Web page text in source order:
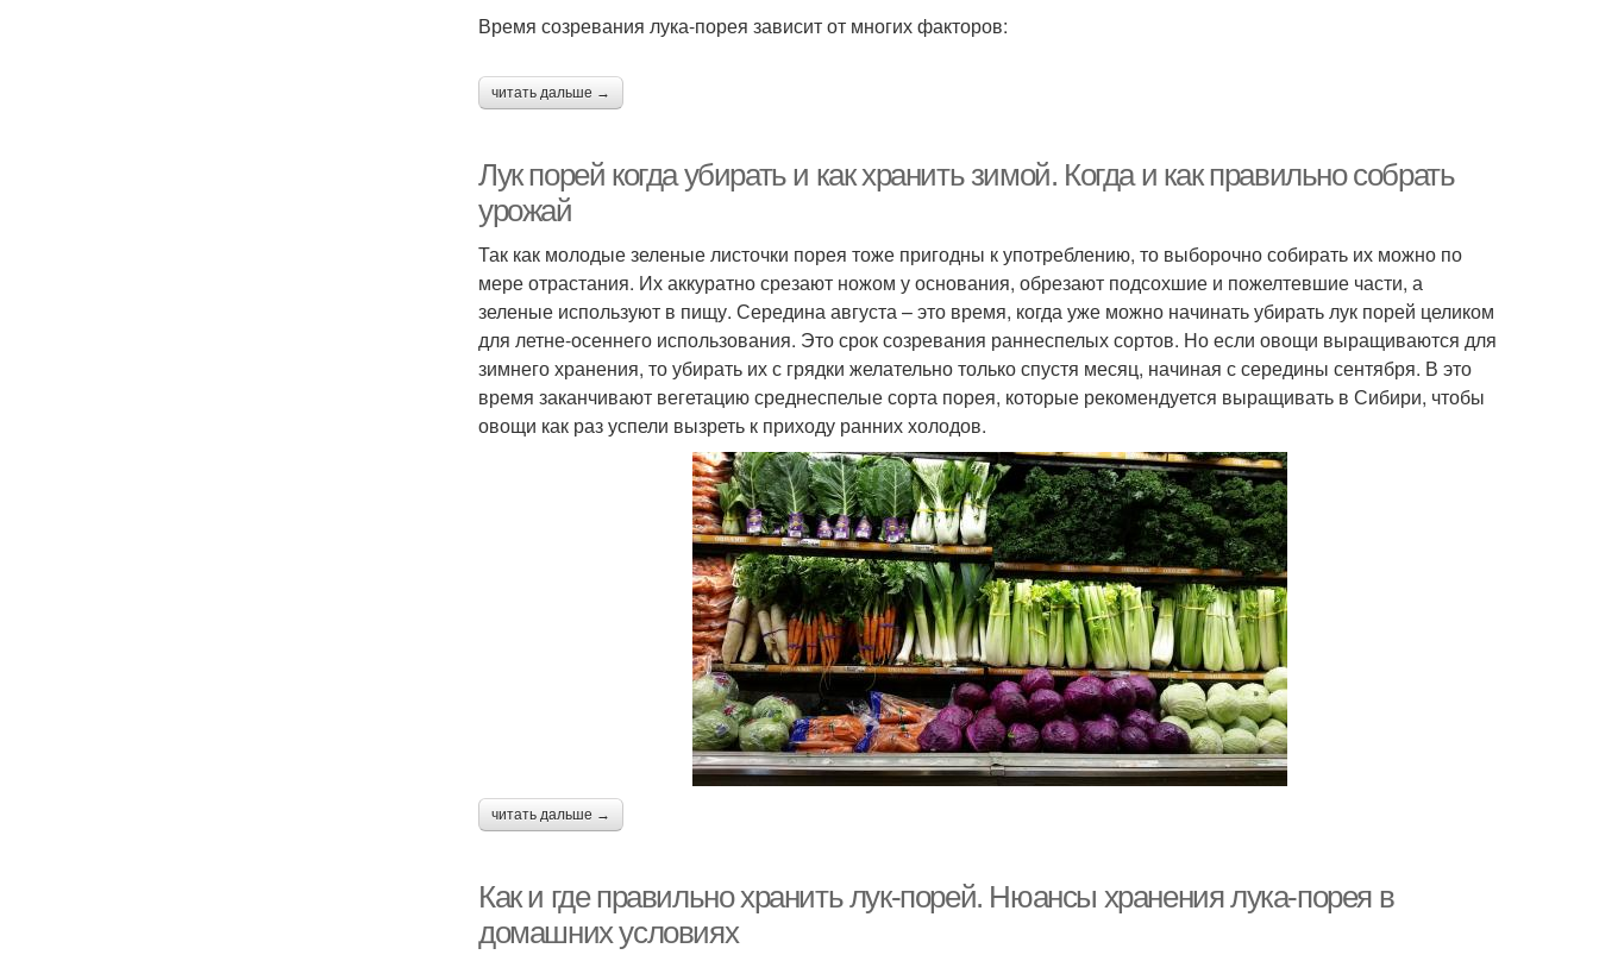
Время созревания лука-порея зависит от многих факторов:
читать дальше →
Лук порей когда убирать и как хранить зимой. Когда и как правильно собрать
урожай
Так как молодые зеленые листочки порея тоже пригодны к употреблению, то выборочно собирать их можно по
мере отрастания. Их аккуратно срезают ножом у основания, обрезают подсохшие и пожелтевшие части, а
зеленые используют в пищу. Середина августа – это время, когда уже можно начинать убирать лук порей целиком
для летне-осеннего использования. Это срок созревания раннеспелых сортов. Но если овощи выращиваются для
зимнего хранения, то убирать их с грядки желательно только спустя месяц, начиная с середины сентября. В это
время заканчивают вегетацию среднеспелые сорта порея, которые рекомендуется выращивать в Сибири, чтобы
овощи как раз успели вызреть к приходу ранних холодов.
читать дальше →
Как и где правильно хранить лук-порей. Нюансы хранения лука-порея в
домашних условиях